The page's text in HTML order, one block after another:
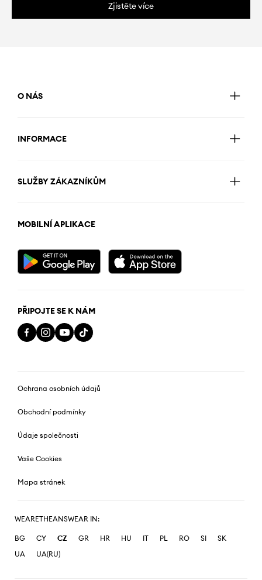
Zjistěte více
O NÁS
INFORMACE
SLUŽBY ZÁKAZNÍKŮM
MOBILNÍ APLIKACE
PŘIPOJTE SE K NÁM
Ochrana osobních údajů
Obchodní podmínky
Údaje společnosti
Vaše Cookies
Mapa stránek
WEARETHEANSWEAR IN:
BG CY CZ GR HR HU IT PL RO SI
SK
UA
UA(RU)